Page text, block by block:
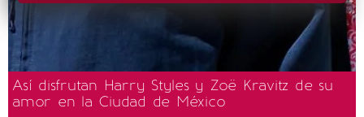
Así disfrutan Harry Styles y Zoë Kravitz de su
amor en la Ciudad de México